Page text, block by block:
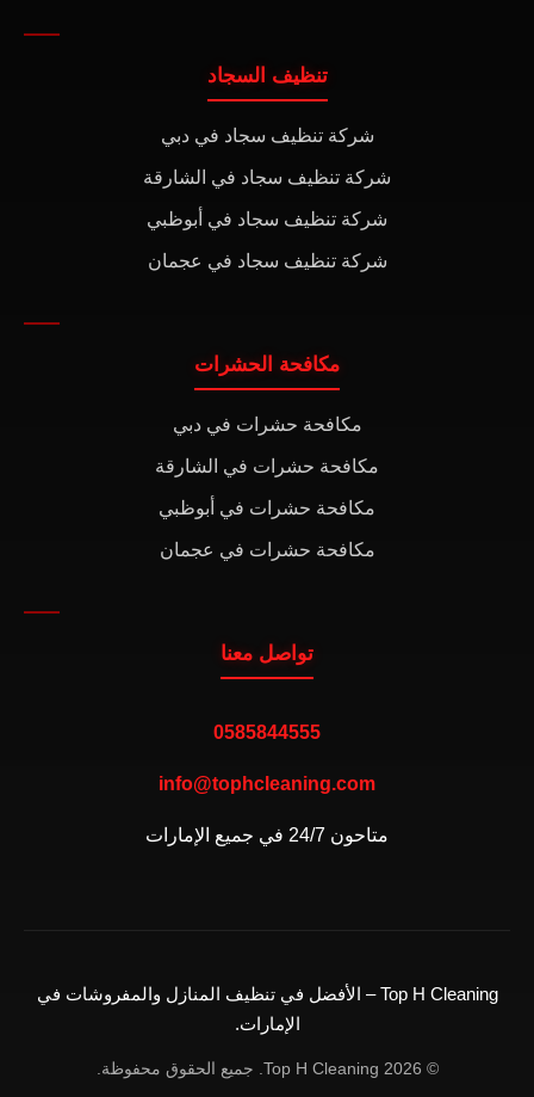
تنظيف السجاد
شركة تنظيف سجاد في دبي
شركة تنظيف سجاد في الشارقة
شركة تنظيف سجاد في أبوظبي
شركة تنظيف سجاد في عجمان
مكافحة الحشرات
مكافحة حشرات في دبي
مكافحة حشرات في الشارقة
مكافحة حشرات في أبوظبي
مكافحة حشرات في عجمان
تواصل معنا
0585844555
info@tophcleaning.com
متاحون 24/7 في جميع الإمارات
Top H Cleaning – الأفضل في تنظيف المنازل والمفروشات في
الإمارات.
© 2026 Top H Cleaning. جميع الحقوق محفوظة.